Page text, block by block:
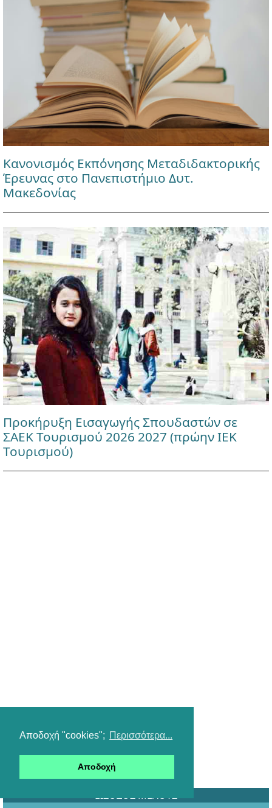
Αποδοχή "cookies"; Περισσότερα...
Αποδοχή
Κανονισμός Εκπόνησης Μεταδιδακτορικής
Έρευνας στο Πανεπιστήμιο Δυτ.
Μακεδονίας
Προκήρυξη Εισαγωγής Σπουδαστών σε
ΣΑΕΚ Τουρισμού 2026 2027 (πρώην ΙΕΚ
Τουρισμού)
ΕΙΣΟΔΟΣ ΜΕΛΟΥΣ